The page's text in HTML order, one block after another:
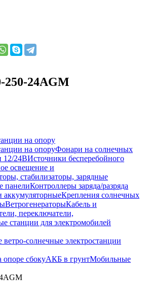
250-24AGM
на опору
на опоруФонари на солнечных
12/24ВИсточники бесперебойного
освещение и
стабилизаторы, зарядные
панелиКонтроллеры заряда/разряда
Крепления солнечных
ВетрогенераторыКабель и
переключатели,
станции для электромобилей
солнечные электростанции
опоре сбокуАКБ в грунтМобильные